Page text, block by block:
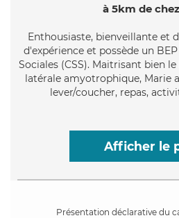
à 5km de
Enthousiaste, bienveillante et
d'expérience et possède un
Sociales (CSS). Maitrisant bien
latérale amyotrophique, Marie
lever/coucher, repas,
Afficher le
Présentation déclarative du